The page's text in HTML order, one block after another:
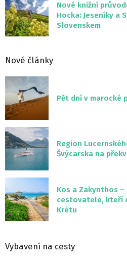
Nové knižní
Hocka: Jeseníky a
Slovenskem
Nové články
Pět dní v marocké
Region
Švýcarska na
Kos a Zakynthos
cestovatele, kteří
Krétu
Vybavení na cesty